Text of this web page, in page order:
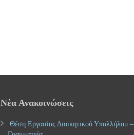
Νέα Ανακοινώσεις
Θέση Εργασίας Διοικητικού Υπαλλήλου –